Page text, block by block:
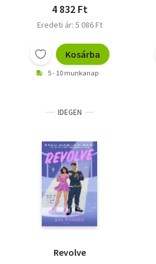
4 832 Ft
Eredeti ár: 5 086 Ft
Kosárba
5 - 10 munkanap
IDEGEN
Revolve